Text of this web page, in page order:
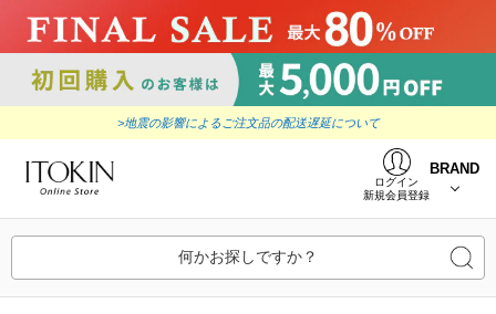
>地震の影響によるご注文品の配送遅延について
ログイン
新規会員登録
BRAND
何かお探しですか？